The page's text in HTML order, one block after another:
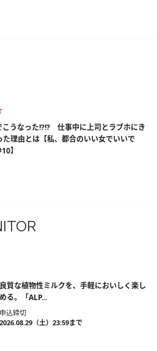
こうなった!?!? 仕事中に上司とラブホにき
た理由とは【私、都合のいい女でいいで
】
良質な植物性ミルクを、手軽においしく楽し
める。「ALP...
申込締切
2026.08.29（土）23:59まで